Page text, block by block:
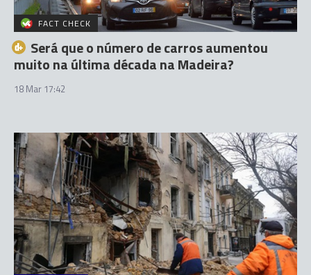
FACT CHECK
Será que o número de carros aumentou
muito na última década na Madeira?
18 Mar 17:42